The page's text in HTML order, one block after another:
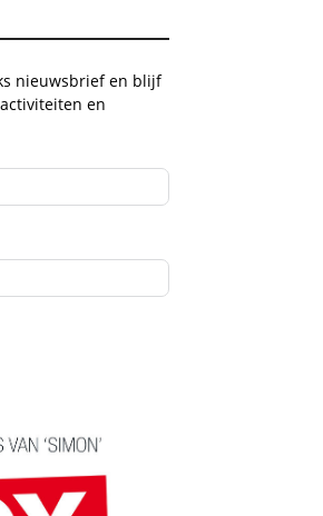
nieuwsbrief en blijf
en